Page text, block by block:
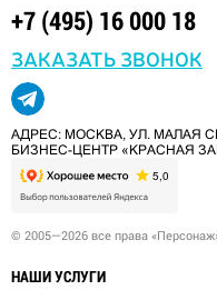
+7 (495) 16 000 18
ЗАКАЗАТЬ ЗВОНОК
АДРЕС: МОСКВА, УЛ. МАЛАЯ
БИЗНЕС-ЦЕНТР «КРАСНАЯ
© 2005—2026 все права
НАШИ УСЛУГИ